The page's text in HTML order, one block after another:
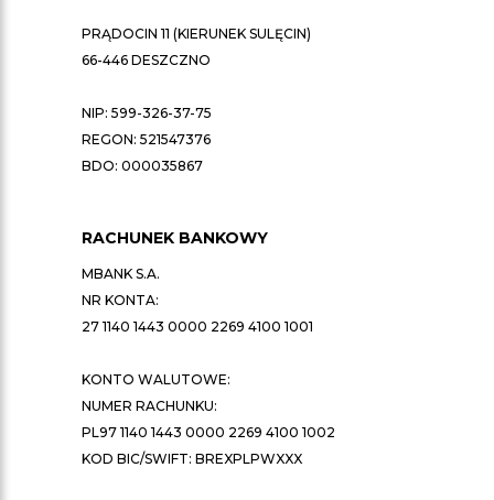
PRĄDOCIN 11 (KIERUNEK SULĘCIN)
66-446 DESZCZNO
NIP: 599-326-37-75
REGON: 521547376
BDO: 000035867
RACHUNEK BANKOWY
MBANK S.A.
NR KONTA:
27 1140 1443 0000 2269 4100 1001
KONTO WALUTOWE:
NUMER RACHUNKU:
PL97 1140 1443 0000 2269 4100 1002
KOD BIC/SWIFT: BREXPLPWXXX